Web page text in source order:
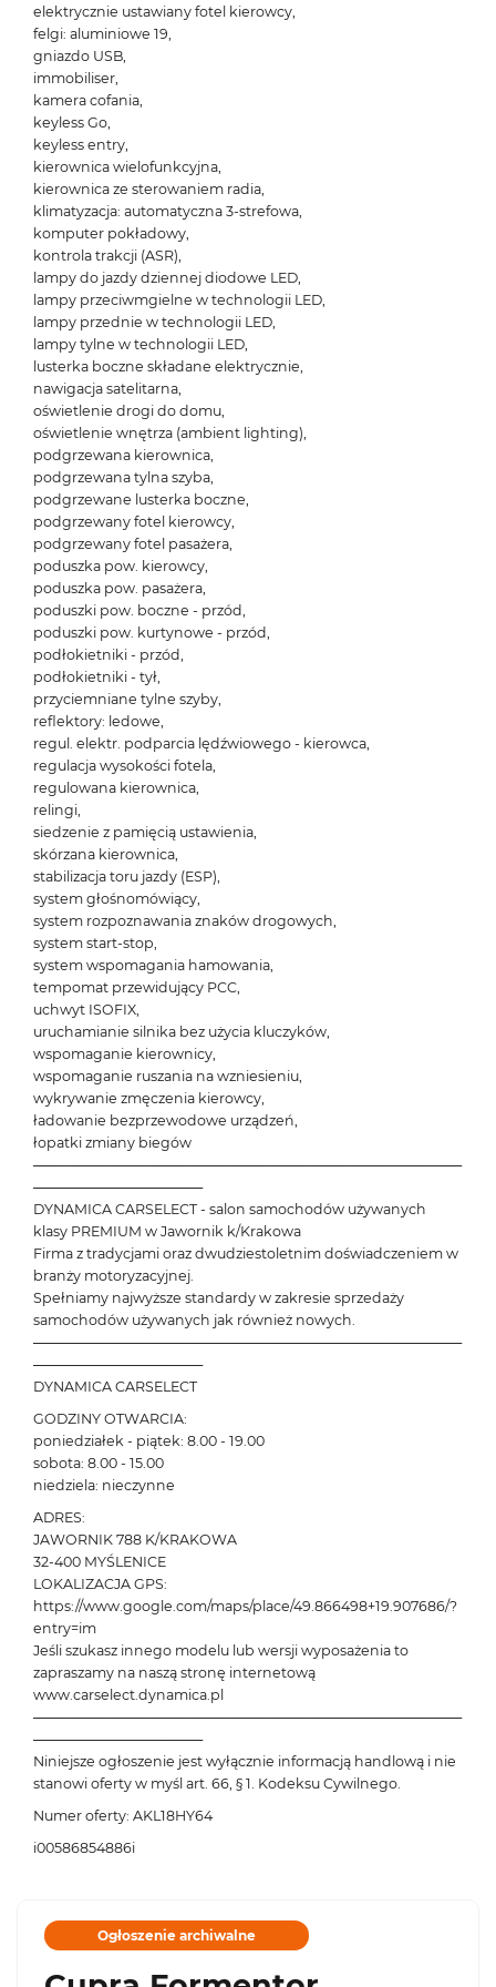
elektrycznie ustawiany fotel kierowcy,
felgi: aluminiowe 19,
gniazdo USB,
immobiliser,
kamera cofania,
keyless Go,
keyless entry,
kierownica wielofunkcyjna,
kierownica ze sterowaniem radia,
klimatyzacja: automatyczna 3-strefowa,
komputer pokładowy,
kontrola trakcji (ASR),
lampy do jazdy dziennej diodowe LED,
lampy przeciwmgielne w technologii LED,
lampy przednie w technologii LED,
lampy tylne w technologii LED,
lusterka boczne składane elektrycznie,
nawigacja satelitarna,
oświetlenie drogi do domu,
oświetlenie wnętrza (ambient lighting),
podgrzewana kierownica,
podgrzewana tylna szyba,
podgrzewane lusterka boczne,
podgrzewany fotel kierowcy,
podgrzewany fotel pasażera,
poduszka pow. kierowcy,
poduszka pow. pasażera,
poduszki pow. boczne - przód,
poduszki pow. kurtynowe - przód,
podłokietniki - przód,
podłokietniki - tył,
przyciemniane tylne szyby,
reflektory: ledowe,
regul. elektr. podparcia lędźwiowego - kierowca,
regulacja wysokości fotela,
regulowana kierownica,
relingi,
siedzenie z pamięcią ustawienia,
skórzana kierownica,
stabilizacja toru jazdy (ESP),
system głośnomówiący,
system rozpoznawania znaków drogowych,
system start-stop,
system wspomagania hamowania,
tempomat przewidujący PCC,
uchwyt ISOFIX,
uruchamianie silnika bez użycia kluczyków,
wspomaganie kierownicy,
wspomaganie ruszania na wzniesieniu,
wykrywanie zmęczenia kierowcy,
ładowanie bezprzewodowe urządzeń,
łopatki zmiany biegów
───────────────────────────────────────────
─────────────────
DYNAMICA CARSELECT - salon samochodów używanych
klasy PREMIUM w Jawornik k/Krakowa
Firma z tradycjami oraz dwudziestoletnim doświadczeniem w
branży motoryzacyjnej.
Spełniamy najwyższe standardy w zakresie sprzedaży
samochodów używanych jak również nowych.
───────────────────────────────────────────
─────────────────
DYNAMICA CARSELECT
GODZINY OTWARCIA:
poniedziałek - piątek: 8.00 - 19.00
sobota: 8.00 - 15.00
niedziela: nieczynne
ADRES:
JAWORNIK 788 K/KRAKOWA
32-400 MYŚLENICE
LOKALIZACJA GPS:
https://www.google.com/maps/place/49.866498+19.907686/?
entry=im
Jeśli szukasz innego modelu lub wersji wyposażenia to
zapraszamy na naszą stronę internetową
www.carselect.dynamica.pl
───────────────────────────────────────────
─────────────────
Niniejsze ogłoszenie jest wyłącznie informacją handlową i nie
stanowi oferty w myśl art. 66, § 1. Kodeksu Cywilnego.
Numer oferty: AKL18HY64
i00586854886i
Ogłoszenie archiwalne